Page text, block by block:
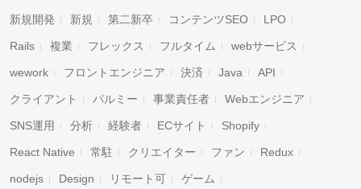
新規開発 新規 第二新卒 コンテンツSEO LPO
Rails 複業 フレックス フルタイム webサービス
wework フロントエンジニア 決済 Java API
クライアント パルミー 事業責任者 Webエンジニア
SNS運用 分析 経験者 ECサイト Shopify
React Native 常駐 クリエイター ファン Redux
nodejs Design リモート可 ゲーム